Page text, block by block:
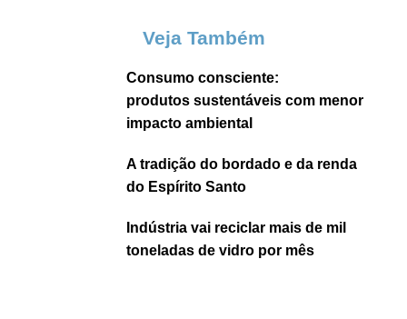
Veja Também
Consumo consciente:
produtos sustentáveis com menor
impacto ambiental
A tradição do bordado e da renda
do Espírito Santo
Indústria vai reciclar mais de mil
toneladas de vidro por mês